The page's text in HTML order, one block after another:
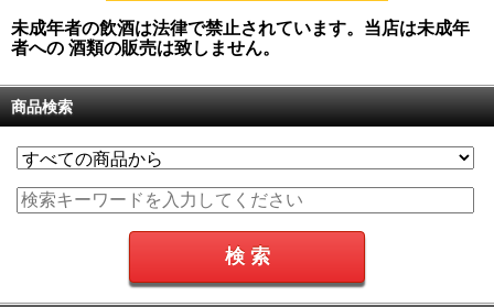
未成年者の飲酒は法律で禁止されています。当店は未成年
者への 酒類の販売は致しません。
商品検索